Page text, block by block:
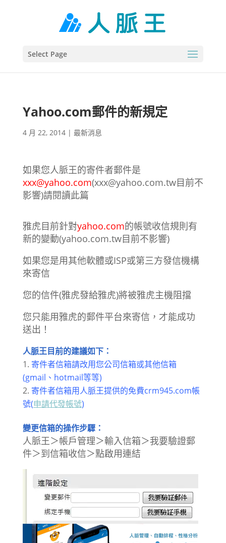
Select Page
Yahoo.com郵件的新規定
4 月 22, 2014| 最新消息
如果您人脈王的寄件者郵件是
xxx@yahoo.com(xxx@yahoo.com.tw目前不
影響)請閱讀此篇
雅虎目前針對yahoo.com的帳號收信規則有
新的變動(yahoo.com.tw目前不影響)
如果您是用其他軟體或ISP或第三方發信機構
來寄信
您的信件(雅虎發給雅虎)將被雅虎主機阻擋
您只能用雅虎的郵件平台來寄信，才能成功
送出！
人脈王目前的建議如下：
寄件者信箱請改用您公司信箱或其他信箱
(gmail、hotmail等等)
寄件者信箱用人脈王提供的免費crm945.com帳
號(申請代發帳號)
變更信箱的操作步驟：
人脈王＞帳戶管理＞輸入信箱＞我要驗證郵
件＞到信箱收信＞點啟用連結